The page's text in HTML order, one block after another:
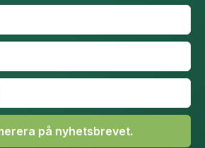
på nyhetsbrevet.